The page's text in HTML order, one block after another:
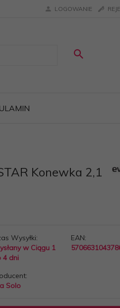
LOGOWANIE
Konewka 2,1
Wysyłki:
w Ciągu 1
4 dni
EAN:
Solo